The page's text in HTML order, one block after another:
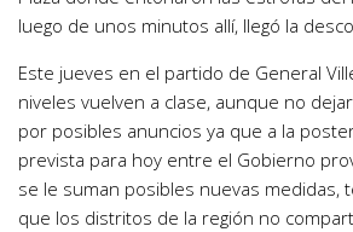
luego de unos minutos allí, llegó la
Este jueves en el partido de General
niveles vuelven a clase, aunque no
por posibles anuncios ya que a la
prevista para hoy entre el Gobierno
se le suman posibles nuevas medidas,
que los distritos de la región no